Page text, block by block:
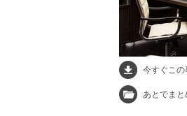
今すぐこの
あとでま